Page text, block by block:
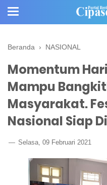
Beranda › NASIONAL
Momentum
Mampu
Masyarakat.
Nasional Siap
Selasa, 09 Februari 2021